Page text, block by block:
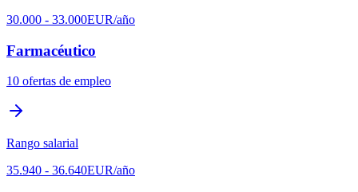
30.000 - 33.000EUR/año
Farmacéutico
10 ofertas de empleo
Rango salarial
35.940 - 36.640EUR/año